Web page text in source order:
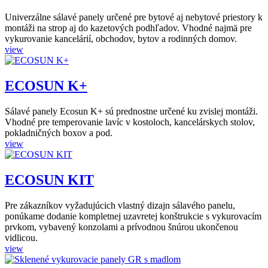
Univerzálne sálavé panely určené pre bytové aj nebytové priestory k
montáži na strop aj do kazetových podhľadov. Vhodné najmä pre
vykurovanie kancelárií, obchodov, bytov a rodinných domov.
view
ECOSUN K+
Sálavé panely Ecosun K+ sú prednostne určené ku zvislej montáži.
Vhodné pre temperovanie lavíc v kostoloch, kancelárskych stolov,
pokladničných boxov a pod.
view
ECOSUN KIT
Pre zákazníkov vyžadujúcich vlastný dizajn sálavého panelu,
ponúkame dodanie kompletnej uzavretej konštrukcie s vykurovacím
prvkom, vybavený konzolami a prívodnou šnúrou ukončenou
vidlicou.
view